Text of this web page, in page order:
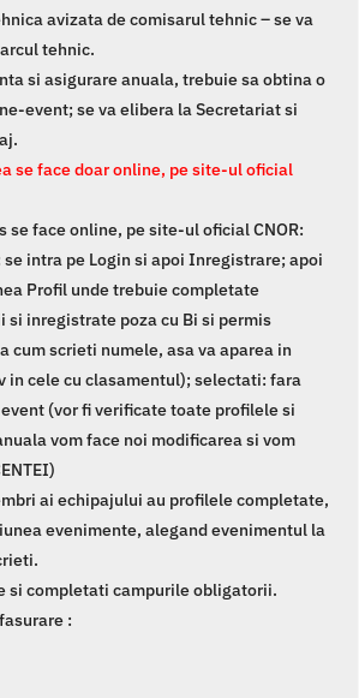
avizata de comisarul tehnic – se va
tehnic.
si asigurare anuala, trebuie sa obtina o
event; se va elibera la Secretariat si
se face doar online, pe site-ul oficial
se face online, pe site-ul oficial CNOR:
se intra pe Login si apoi Inregistrare; apoi
Profil unde trebuie completate
inregistrate poza cu Bi si permis
cum scrieti numele, asa va aparea in
in cele cu clasamentul); selectati: fara
(vor fi verificate toate profilele si
vom face noi modificarea si vom
ai echipajului au profilele completate,
evenimente, alegand evenimentul la
si completati campurile obligatorii.
: